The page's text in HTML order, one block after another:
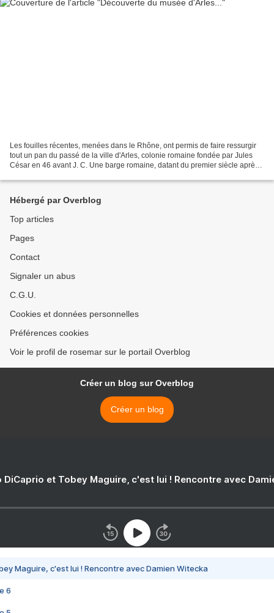
Les fouilles récentes, menées dans le Rhône, ont permis de faire ressurgir
tout un pan du passé de la ville d'Arles, colonie romaine fondée par Jules
César en 46 avant J. C. Une barge romaine, datant du premier siècle après J
Hébergé par Overblog
Top articles
Pages
Contact
Signaler un abus
C.G.U.
Cookies et données personnelles
Préférences cookies
Voir le profil de rosemar sur le portail Overblog
Créer un blog sur Overblog
Créer un blog
DiCaprio et Tobey Maguire, c'est lui ! Rencontre avec
Maguire, c'est lui ! Rencontre avec Damien Witecka
6